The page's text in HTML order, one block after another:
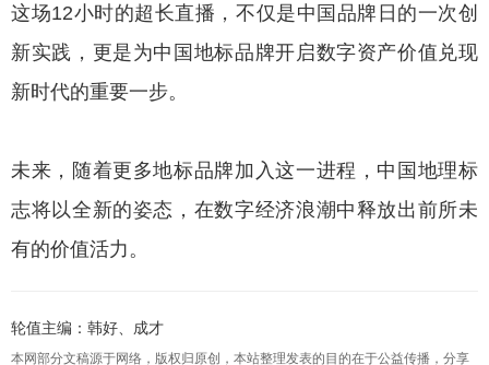
这场12小时的超长直播，不仅是中国品牌日的一次创
新实践，更是为中国地标品牌开启数字资产价值兑现
新时代的重要一步。
未来，随着更多地标品牌加入这一进程，中国地理标
志将以全新的姿态，在数字经济浪潮中释放出前所未
有的价值活力。
轮值主编：韩好、成才
本网部分文稿源于网络，版权归原创，本站整理发表的目的在于公益传播，分享